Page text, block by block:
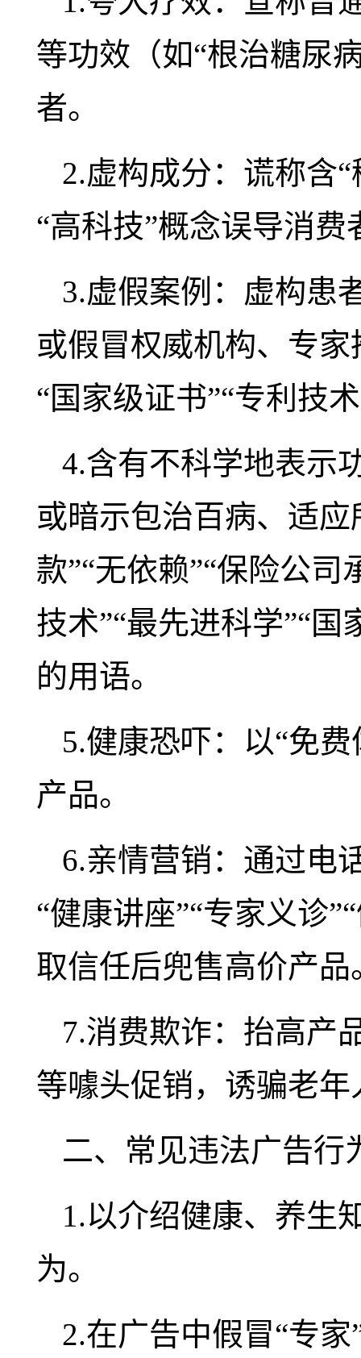
等功效（如“根治糖尿
者。
2.虚构成分：谎称含
“高科技”概念误导消费
3.虚假案例：虚构患
或假冒权威机构、专
“国家级证书”“专利技
4.含有不科学地表示
或暗示包治百病、适应
款”“无依赖”“保险公司
技术”“最先进科学”“
的用语。
5.健康恐吓：以“免费
产品。
6.亲情营销：通过电
“健康讲座”“专家义诊
取信任后兜售高价产品
7.消费欺诈：抬高产
等噱头促销，诱骗老
二、常见违法广告行
1.以介绍健康、养生
为。
2.在广告中假冒“专